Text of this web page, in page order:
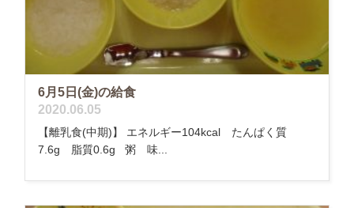
6月5日(金)の給食
2020.06.05
【離乳食(中期)】 エネルギー104kcal たんぱく質
7.6g 脂質0.6g 粥 味...